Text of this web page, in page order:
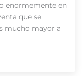
enormemente en
que se
mucho mayor a